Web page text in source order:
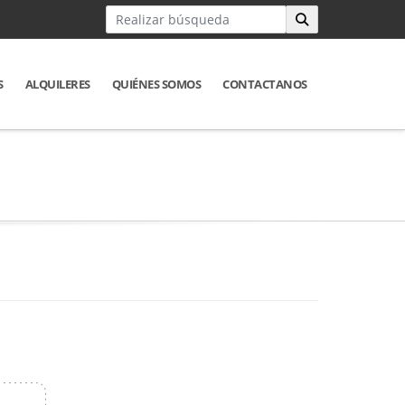
ALQUILERES QUIÉNES SOMOS CONTACTANOS